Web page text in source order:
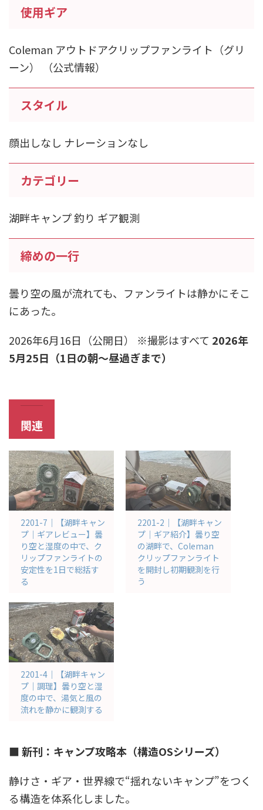
使用ギア
Coleman アウトドアクリップファンライト（グリ
ーン） （公式情報）
スタイル
顔出しなし ナレーションなし
カテゴリー
湖畔キャンプ 釣り ギア観測
締めの一行
曇り空の風が流れても、ファンライトは静かにそこ
にあった。
2026年6月16日（公開日） ※撮影はすべて 2026年
5月25日（1日の朝〜昼過ぎまで）
関連
2201-7｜【湖畔キャン
プ｜ギアレビュー】曇
り空と湿度の中で、ク
リップファンライトの
安定性を1日で総括す
る
2201-2｜【湖畔キャン
プ｜ギア紹介】曇り空
の湖畔で、Coleman
クリップファンライト
を開封し初期観測を行
う
2201-4｜【湖畔キャン
プ｜調理】曇り空と湿
度の中で、湯気と風の
流れを静かに観測する
■ 新刊：キャンプ攻略本（構造OSシリーズ）
静けさ・ギア・世界線で“揺れないキャンプ”をつく
る構造を体系化しました。